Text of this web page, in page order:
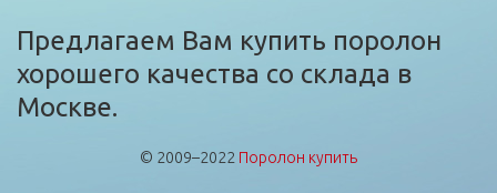
Предлагаем Вам купить поролон
хорошего качества со склада в
Москве.
© 2009–2022 Поролон купить